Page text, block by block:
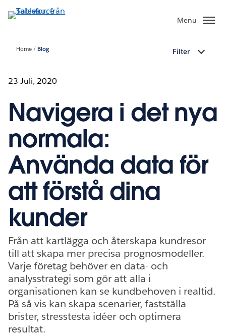
vidare
Menu
Home Blog Filter
23 Juli, 2020
Navigera i det nya
normala:
Använda data för
att förstå dina
kunder
Från att kartlägga och återskapa kundresor
till att skapa mer precisa prognosmodeller.
Varje företag behöver en data- och
analysstrategi som gör att alla i
organisationen kan se kundbehoven i realtid.
På så vis kan skapa scenarier, fastställa
brister, stresstesta idéer och optimera
resultat.